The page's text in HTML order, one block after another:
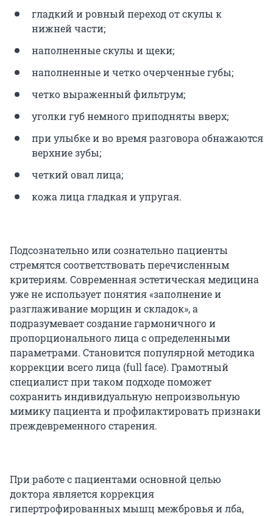
гладкий и ровный переход от скулы к
нижней части;
наполненные скулы и щеки;
наполненные и четко очерченные губы;
четко выраженный фильтрум;
уголки губ немного приподняты вверх;
при улыбке и во время разговора обнажаются
верхние зубы;
четкий овал лица;
кожа лица гладкая и упругая.
Подсознательно или сознательно пациенты
стремятся соответствовать перечисленным
критериям. Современная эстетическая медицина
уже не использует понятия «заполнение и
разглаживание морщин и складок», а
подразумевает создание гармоничного и
пропорционального лица с определенными
параметрами. Становится популярной методика
коррекции всего лица (full face). Грамотный
специалист при таком подходе поможет
сохранить индивидуальную непроизвольную
мимику пациента и профилактировать признаки
преждевременного старения.
При работе с пациентами основной целью
доктора является коррекция
гипертрофированных мышц межбровья и лба,